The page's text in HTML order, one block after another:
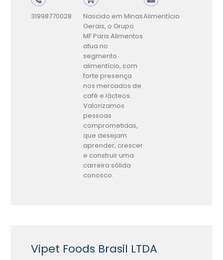
31998770028
Nascido em Minas
Gerais, o Grupo
MF Paris Alimentos
atua no
segmento
alimentício, com
forte presença
nos mercados de
café e lácteos.
Valorizamos
pessoas
comprometidas,
que desejam
aprender, crescer
e construir uma
carreira sólida
conosco.
Alimentício
Vipet Foods Brasil LTDA